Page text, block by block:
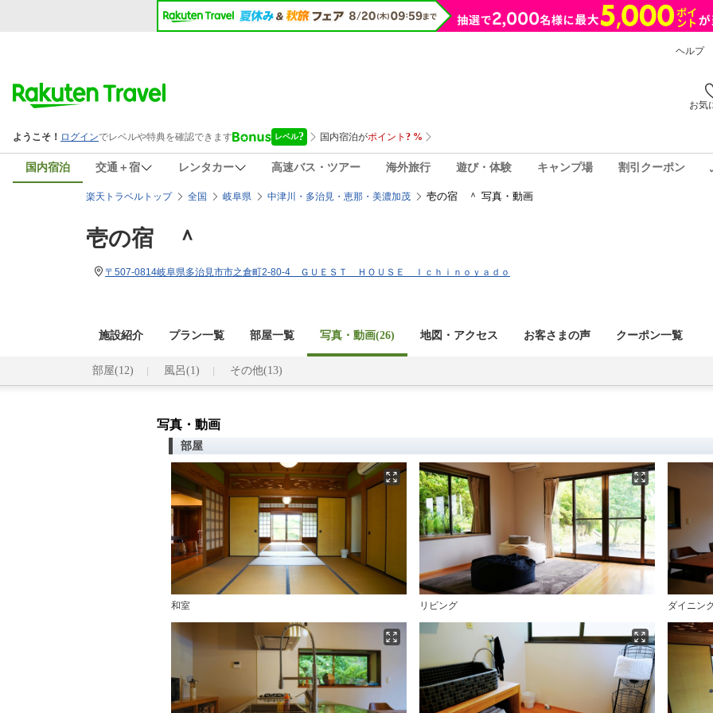
ヘルプ
お気
国内宿泊 交通＋宿 レンタカー 高速バス・ツアー 海外旅行 遊び・体験 キャンプ場 割引クーポン
楽天トラベルトップ 全国 岐阜県 中津川・多治見・恵那・美濃加茂 壱の宿 ＾ 写真・動画
壱の宿 ＾
〒507-0814岐阜県多治見市市之倉町2-80-4 ＧＵＥＳＴ ＨＯＵＳＥ Ｉｃｈｉｎｏｙａｄｏ
施設紹介 プラン一覧 部屋一覧 写真・動画(26) 地図・アクセス お客さまの声 クーポン一覧
部屋(12) 風呂(1) その他(13)
写真・動画
部屋
和室 リビング ダイニン